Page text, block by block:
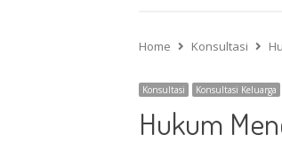
Home
Konsultasi
Konsultasi Konsultasi Keluarga
Hukum